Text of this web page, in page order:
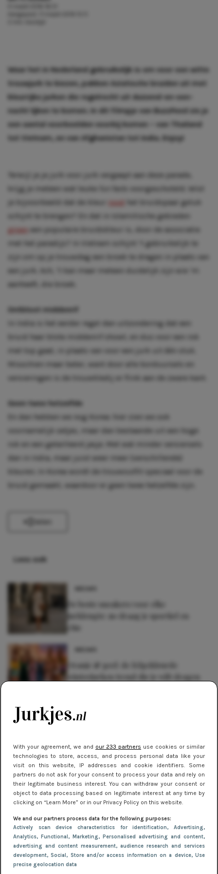
With your agreement, we and our 233 partners use cookies or similar
technologies to store, access, and process personal data like your
visit on this website, IP addresses and cookie identifiers. Some
partners do not ask for your consent to process your data and rely on
their legitimate business interest. You can withdraw your consent or
object to data processing based on legitimate interest at any time by
clicking on “Learn More” or in our Privacy Policy on this website.
We and our partners process data for the following purposes:
Actively scan device characteristics for identification, Advertising,
Analytics, Functional, Marketing, Personalised advertising and content,
advertising and content measurement, audience research and services
development, Social, Store and/or access information on a device, Use
precise geolocation data
Waar het in Nederland gebruikelijk is om voor een witte
trouwjurk te kiezen, pakken Aziatische bruiden uit met
kleurrijke jurken die regelrecht uit duizend-en-een-
nacht lijken te komen. In dit filmpje van BuzzFeed zie je
een aantal voorbeelden voorbij komen – van Thailand
tot Vietnam, en van Afghanistan tot India. Enjoy!
Terwijl je je jurk voor jurk vergaapt aan deze parade,
krijg je meteen wat leuke
voorgeschoteld. Wist
je bijvoorbeeld dat de kleur
rood
het bruidspaar geluk
schijnt te brengen? En dat in Islamitische gebieden
groen
een populaire bruidskleur is, door de associatie
met het paradijs? In Vietnam schijnt ‘t gebruikelijk te
zijn om op je trouwdag een broek te dragen in plaats van
een jurk. Ach, ‘t kan maar meteen duidelijk zijn wie ‘m
aanheeft, die broek.
Ontbloot middenrif
In India is het eerder regel dan uitzondering dat een
bruid haar blote middenrif showt, en dus voor een rok
met top gaat, in plaats van voor een jurk uit één stuk.
Misschien maar beter, want door alle borduursels en
versieringen is de trouwkledij er flink aan de zware kant.
Geen twee hetzelfde
En dan hebben we nog Korea: hier zien we ook
voornamelijk setjes, maar dan bestaande uit een hoge
rok en een getailleerd jasje. Met wat minder versiersels
dan in India, maar juist weer meer (verschillende)
kleuren. In Korea wordt de trouwoutfit speciaal voor de
bruid gemaakt, waardoor er geen twee hetzelfde zijn.
Lees ook
De beste sneakers voor elke
jurklengte: zo draag je sportief en
chic
Oranje & geel: de felgekleurde
winterjurken trend die je wilt dragen
Hoe herenjassen door de jaren heen
NIEUWS
Gladde benen onder je jurk: ontharen
op jouw manier